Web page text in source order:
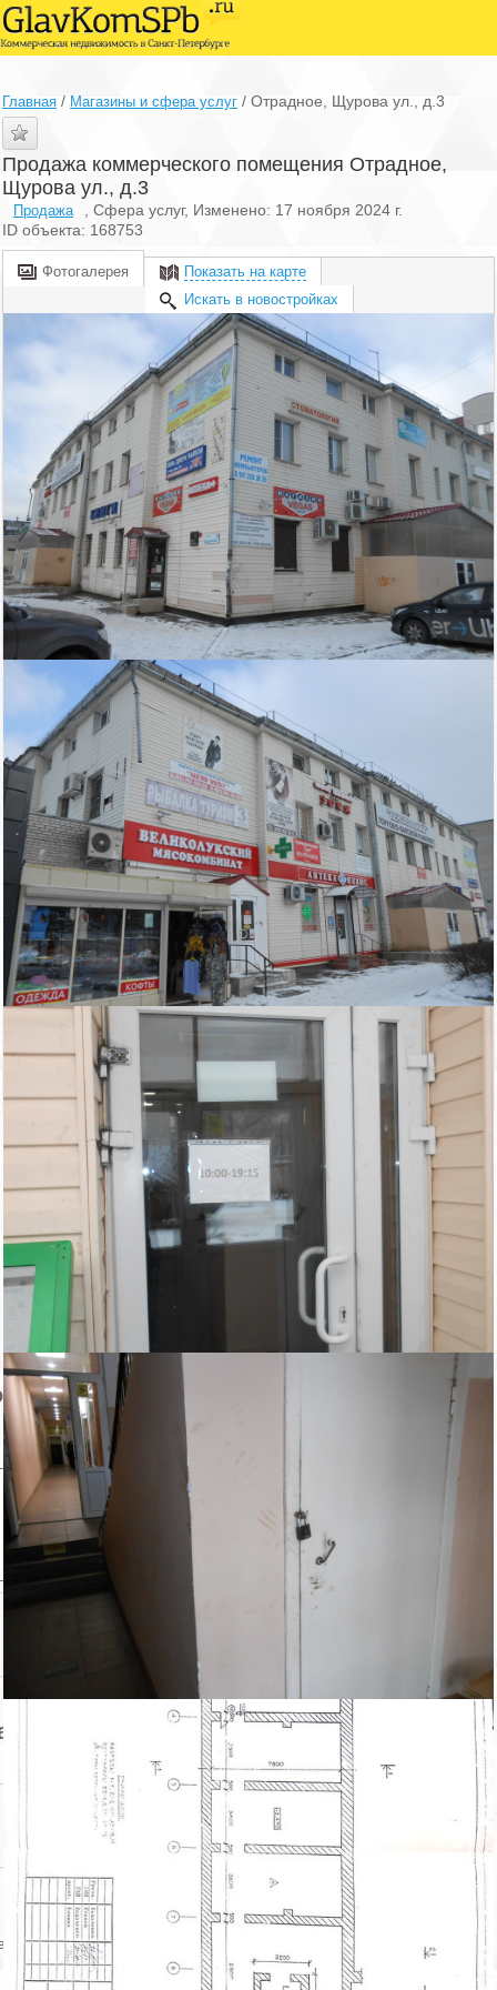
Главная / Магазины и сфера услуг / Отрадное, Щурова ул., д.3
Продажа коммерческого помещения Отрадное,
Щурова ул., д.3
Продажа
, Сфера услуг, Изменено: 17 ноября 2024 г.
ID объекта: 168753
Фотогалерея
Показать на карте
Искать в новостройках
Кировский район
Площадь
210 м2
Адвекс
Электричество: есть
Отопление: есть
Канализация: есть
Состояние ремонта: Требует
ремонта
Этажей всего: 2
Купить помещение для сферы услуг:
Удобный вход, самое проходное место в городе, в торговом
центре. Проведены работы по выемке грунта и бетонированию
внутренней юбки фундамента, высота потолка - 2.5-2.7м.
Пожаловаться на объявление
Продано
Несуществующий объект
Неверная цена
Неверный адрес
Не дозвониться
Другая причина
Связаться с продавцом
Следить за объектом
Контактный телефон:
объекта